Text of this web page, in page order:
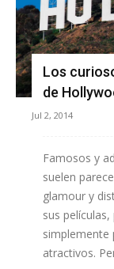
Los
de
Jul 2, 2014
Famosos y
suelen
glamour y
sus
simplemente
atractivos.